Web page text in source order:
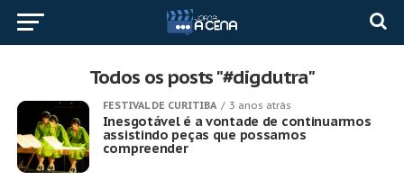
Todos os posts "#digdutra"
FESTIVAL DE CURITIBA 3 anos atrás
Inesgotável é a vontade de continuarmos
assistindo peças que possamos
compreender